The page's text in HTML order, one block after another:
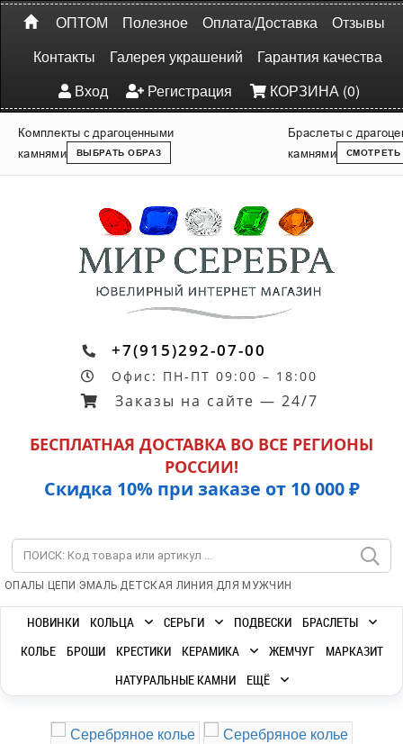
ОПТОМ Полезное Оплата/Доставка
Отзывы
Контакты
Галерея украшений
Гарантия качества
Вход
Регистрация КОРЗИНА (0)
Комплекты с драгоценными
камнями
ВЫБРАТЬ ОБРАЗ
Браслеты с
камнями
СМОТРЕТЬ
+7(915)292-07-00
Офис: ПН-ПТ 09:00 – 18:00
Заказы на сайте — 24/7
БЕСПЛАТНАЯ ДОСТАВКА ВО ВСЕ РЕГИОНЫ
РОССИИ!
Скидка 10% при заказе от 10 000 ₽
ОПАЛЫ | ЦЕПИ |ЭМАЛЬ|ДЕТСКАЯ ЛИНИЯ |ДЛЯ МУЖЧИН
НОВИНКИ КОЛЬЦА СЕРЬГИ ПОДВЕСКИ
БРАСЛЕТЫ
КОЛЬЕ
БРОШИ КРЕСТИКИ КЕРАМИКА ЖЕМЧУГ
МАРКАЗИТ
НАТУРАЛЬНЫЕ КАМНИ
ЕЩЁ